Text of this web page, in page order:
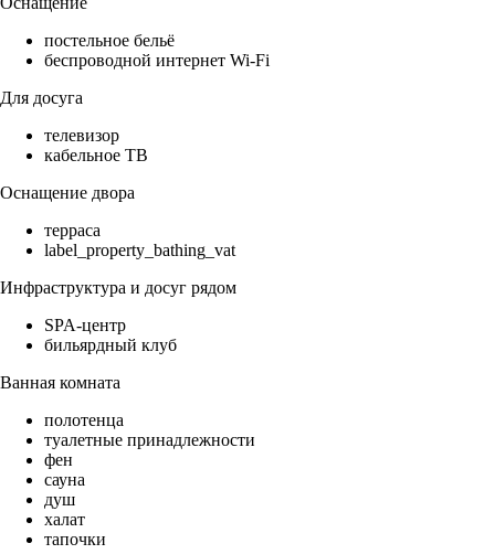
постельное бельё
беспроводной интернет Wi-Fi
Для досуга
телевизор
кабельное ТВ
Оснащение двора
терраса
label_property_bathing_vat
Инфраструктура и досуг рядом
SPA-центр
бильярдный клуб
Ванная комната
полотенца
туалетные принадлежности
фен
сауна
душ
халат
тапочки